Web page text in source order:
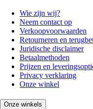
Wie zijn wij?
Neem contact op
Verkoopvoorwaarden
Retourneren en
Juridische disclaimer
Betaalmethoden
Prijzen en
Privacy verklaring
Onze winkel
Onze winkels